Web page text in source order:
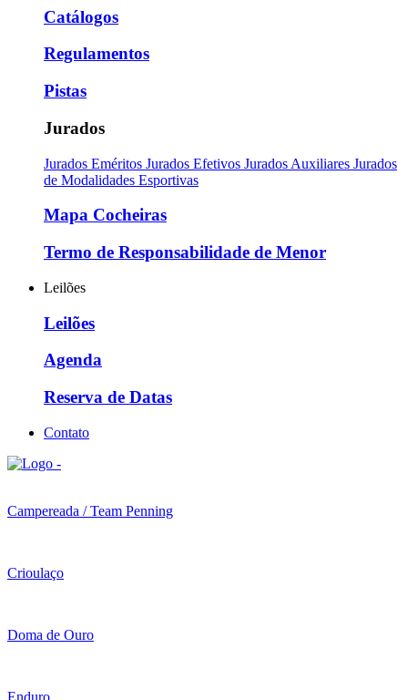
Catálogos
Regulamentos
Pistas
Jurados
Jurados Eméritos Jurados Efetivos Jurados Auxiliares Jurados
de Modalidades Esportivas
Mapa Cocheiras
Termo de Responsabilidade de Menor
Leilões
Leilões
Agenda
Reserva de Datas
Contato
Campereada / Team Penning
Crioulaço
Doma de Ouro
Enduro